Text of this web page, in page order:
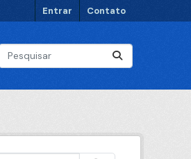
Entrar Contato